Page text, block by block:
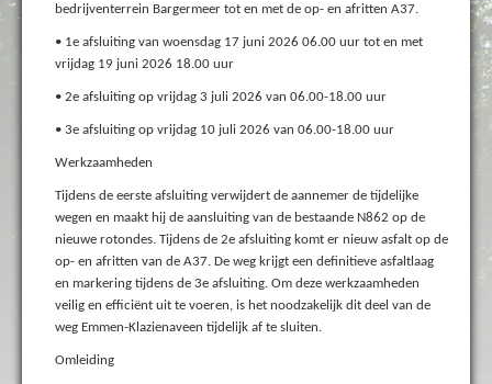
bedrijventerrein Bargermeer tot en met de op- en afritten A37.
• 1e afsluiting van woensdag 17 juni 2026 06.00 uur tot en met
vrijdag 19 juni 2026 18.00 uur
• 2e afsluiting op vrijdag 3 juli 2026 van 06.00-18.00 uur
• 3e afsluiting op vrijdag 10 juli 2026 van 06.00-18.00 uur
Werkzaamheden
Tijdens de eerste afsluiting verwijdert de aannemer de tijdelijke
wegen en maakt hij de aansluiting van de bestaande N862 op de
nieuwe rotondes. Tijdens de 2e afsluiting komt er nieuw asfalt op de
op- en afritten van de A37. De weg krijgt een definitieve asfaltlaag
en markering tijdens de 3e afsluiting. Om deze werkzaamheden
veilig en efficiënt uit te voeren, is het noodzakelijk dit deel van de
weg Emmen-Klazienaveen tijdelijk af te sluiten.
Omleiding